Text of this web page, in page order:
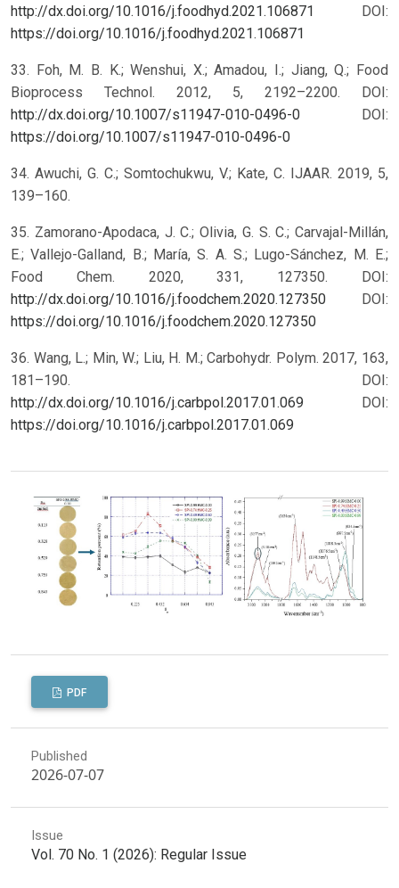
http://dx.doi.org/10.1016/j.foodhyd.2021.106871
DOI:
https://doi.org/10.1016/j.foodhyd.2021.106871
33. Foh, M. B. K.; Wenshui, X.; Amadou, I.; Jiang, Q.; Food
Bioprocess Technol. 2012, 5, 2192–2200. DOI:
http://dx.doi.org/10.1007/s11947-010-0496-0
DOI:
https://doi.org/10.1007/s11947-010-0496-0
34. Awuchi, G. C.; Somtochukwu, V.; Kate, C. IJAAR. 2019, 5,
139–160.
35. Zamorano-Apodaca, J. C.; Olivia, G. S. C.; Carvajal-Millán,
E.; Vallejo-Galland, B.; María, S. A. S.; Lugo-Sánchez, M. E.;
Food Chem. 2020, 331, 127350. DOI:
http://dx.doi.org/10.1016/j.foodchem.2020.127350
DOI:
https://doi.org/10.1016/j.foodchem.2020.127350
36. Wang, L.; Min, W.; Liu, H. M.; Carbohydr. Polym. 2017, 163,
181–190. DOI:
http://dx.doi.org/10.1016/j.carbpol.2017.01.069
DOI:
https://doi.org/10.1016/j.carbpol.2017.01.069
PDF
Published
2026-07-07
Issue
Vol. 70 No. 1 (2026): Regular Issue